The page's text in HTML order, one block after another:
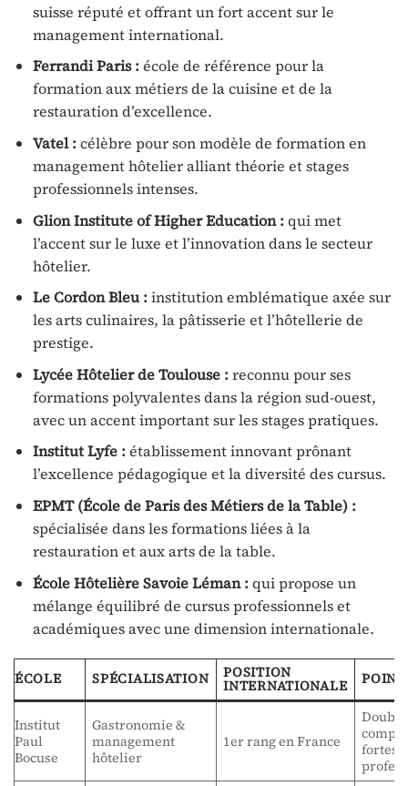
suisse réputé et offrant un fort accent sur le
management international.
Ferrandi Paris :école de référence pour la
formation aux métiers de la cuisine et de la
restauration d’excellence.
Vatel :célèbre pour son modèle de formation en
management hôtelier alliant théorie et stages
professionnels intenses.
Glion Institute of Higher Education :qui met
l’accent sur le luxe et l’innovation dans le secteur
hôtelier.
Le Cordon Bleu :institution emblématique axée sur
les arts culinaires, la pâtisserie et l’hôtellerie de
prestige.
Lycée Hôtelier de Toulouse :reconnu pour ses
formations polyvalentes dans la région sud-ouest,
avec un accent important sur les stages pratiques.
Institut Lyfe :établissement innovant prônant
l’excellence pédagogique et la diversité des cursus.
EPMT (École de Paris des Métiers de la Table) :
spécialisée dans les formations liées à la
restauration et aux arts de la table.
École Hôtelière Savoie Léman :qui propose un
mélange équilibré de cursus professionnels et
académiques avec une dimension internationale.
ÉCOLE SPÉCIALISATION POSITION
INTERNATIONALE
Institut
Paul
Bocuse
Gastronomie &
management
hôtelier
1er rang en France
Double
fortes